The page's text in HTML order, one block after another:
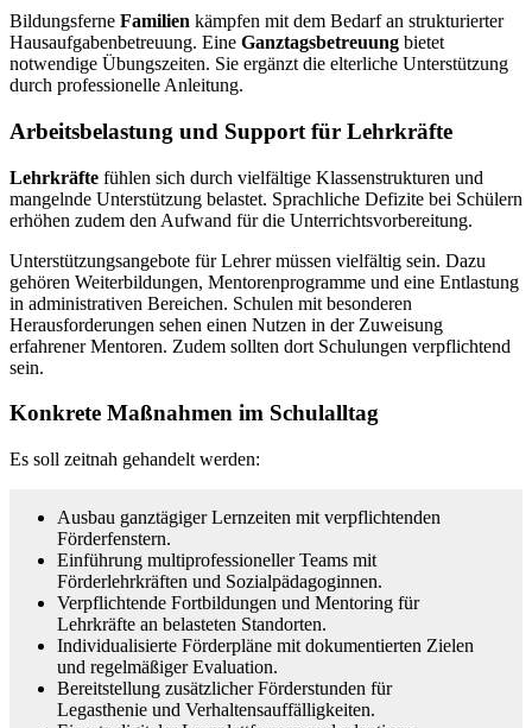
Bildungsferne Familien kämpfen mit dem Bedarf an strukturierter
Hausaufgabenbetreuung. Eine Ganztagsbetreuung bietet
notwendige Übungszeiten. Sie ergänzt die elterliche Unterstützung
durch professionelle Anleitung.
Arbeitsbelastung und Support für Lehrkräfte
Lehrkräfte fühlen sich durch vielfältige Klassenstrukturen und
mangelnde Unterstützung belastet. Sprachliche Defizite bei Schülern
erhöhen zudem den Aufwand für die Unterrichtsvorbereitung.
Unterstützungsangebote für Lehrer müssen vielfältig sein. Dazu
gehören Weiterbildungen, Mentorenprogramme und eine Entlastung
in administrativen Bereichen. Schulen mit besonderen
Herausforderungen sehen einen Nutzen in der Zuweisung
erfahrener Mentoren. Zudem sollten dort Schulungen verpflichtend
sein.
Konkrete Maßnahmen im Schulalltag
Es soll zeitnah gehandelt werden:
Ausbau ganztägiger Lernzeiten mit verpflichtenden
Förderfenstern.
Einführung multiprofessioneller Teams mit
Förderlehrkräften und Sozialpädagoginnen.
Verpflichtende Fortbildungen und Mentoring für
Lehrkräfte an belasteten Standorten.
Individualisierte Förderpläne mit dokumentierten Zielen
und regelmäßiger Evaluation.
Bereitstellung zusätzlicher Förderstunden für
Legasthenie und Verhaltensauffälligkeiten.